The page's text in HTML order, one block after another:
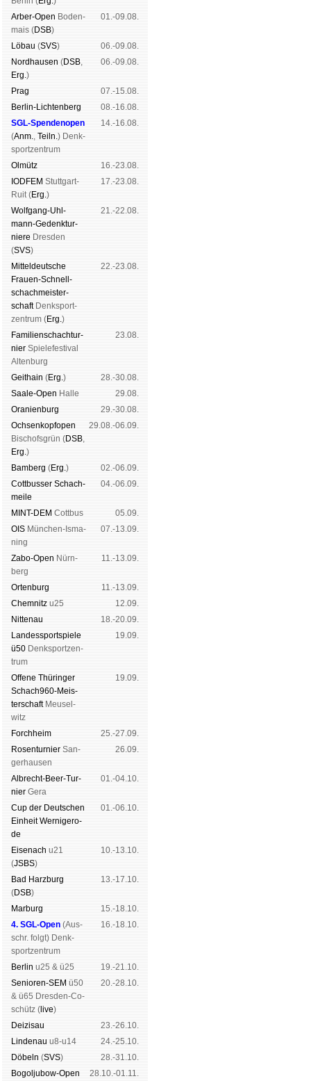
Arber-Open Boden­
mais (DSB)
01.-09.08.
Lö­bau (SVS)
06.-09.08.
Nord­hau­sen (DSB,
Erg.)
06.-09.08.
Prag
07.-15.08.
Berlin-Lich­ten­berg
08.-16.08.
SGL-Spenden­open
(Anm., Teiln.) Denk­
sport­zen­trum
14.-16.08.
Ol­mütz
16.-23.08.
IODFEM Stutt­gart-
Ruit (Erg.)
17.-23.08.
Wolf­gang-Uhl­
mann-Ge­denk­tur­
niere Dres­den
(SVS)
21.-22.08.
Mit­tel­deu­tsche
Frauen-Schnell­
schach­meis­ter­
schaftDenk­sport­
zen­trum (Erg.)
22.-23.08.
Familien­schach­tur­
nier Spiele­fes­ti­val
Al­ten­burg
23.08.
Geit­hain (Erg.)
28.-30.08.
Saale-Open Halle
29.08.
Oranien­burg
29.-30.08.
Och­sen­kopf­open
Bischofs­grün (DSB,
Erg.)
29.08.-06.09.
Bam­berg (Erg.)
02.-06.09.
Cott­busser Schach­
meile
04.-06.09.
MINT-DEM Cott­bus
05.09.
OIS Mün­chen-Is­ma­
ning
07.-13.09.
Zabo-Open Nürn­
berg
11.-13.09.
Orten­burg
11.-13.09.
Chem­nitz u25
12.09.
Nitte­nau
18.-20.09.
Landes­sport­spiele
ü50 Denk­sport­zen­
trum
19.09.
Offene Thü­rin­ger
Schach960-Meis­
ter­schaftMeu­sel­
witz
19.09.
Forch­heim
25.-27.09.
Rosen­tur­nier San­
ger­hau­sen
26.09.
Albrecht-Beer-Tur­
nier Ge­ra
01.-04.10.
Cup der Deut­schen
Ein­heit Wer­ni­ge­ro­
de
01.-06.10.
Eise­nach u21
(JSBS)
10.-13.10.
Bad Harz­burg
(DSB)
13.-17.10.
Mar­burg
15.-18.10.
4. SGL-Open (Aus­
schr. folgt) Denk­
sport­zen­trum
16.-18.10.
Ber­lin u25 & ü25
19.-21.10.
Senioren-SEM ü50
& ü65 Dres­den-Co­
schütz ( live)
20.-28.10.
Dei­zi­sau
23.-26.10.
Lin­de­nau u8-u14
24.-25.10.
Dö­beln (SVS)
28.-31.10.
Bogoljubow-Open
28.10.-01.11.